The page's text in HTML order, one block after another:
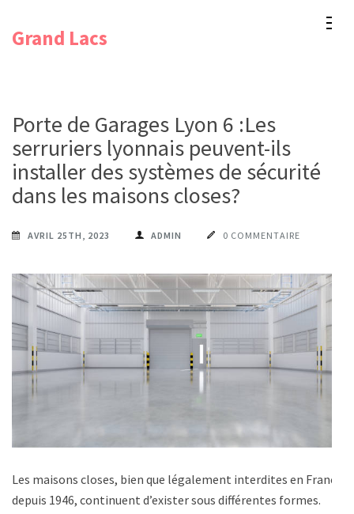
Grand Lacs
Porte de Garages Lyon 6 :Les
serruriers lyonnais peuvent-ils
installer des systèmes de sécurité
dans les maisons closes?
AVRIL 25TH, 2023 ADMIN 0 COMMENTAIRE
Les maisons closes, bien que légalement interdites en France
depuis 1946, continuent d’exister sous différentes formes.